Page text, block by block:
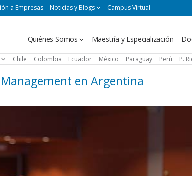
a Empresas Noticias y Blogs Campus Virtual
Navegación
Quiénes Somos Maestría y Especialización
Chile Colombia Ecuador México Paraguay Perú P.
en Argentina